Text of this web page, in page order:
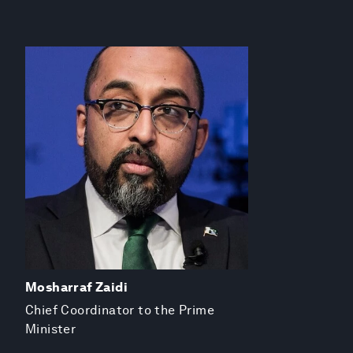
Mosharraf Zaidi
Chief Coordinator to the Prime
Minister